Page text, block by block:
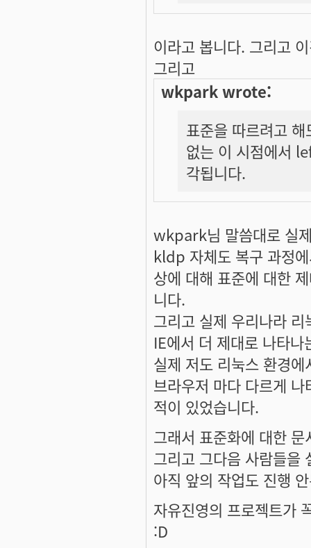
이라고 봅니다. 그리고
그리고
wkpark wrote:
표준을 따르려고
없는 이 시점에서
각됩니다.
wkpark님 말씀대로 실
kldp 자체도 복구 과정
상에 대해 표준에 대한
니다.
그리고 실제 우리나라
IE에서 더 제대로 나타
실제 저도 리눅스 환경
브라우저 마다 다르게
적이 있었습니다.
그래서 표준화에 대한
그리고 그다음 사람들을
아직 앞의 작업도 진행
자유진영의 프로젝트가
:D